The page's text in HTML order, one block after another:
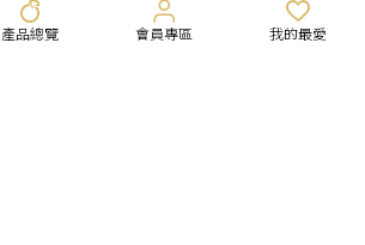
產品總覽 會員專區 我的最愛